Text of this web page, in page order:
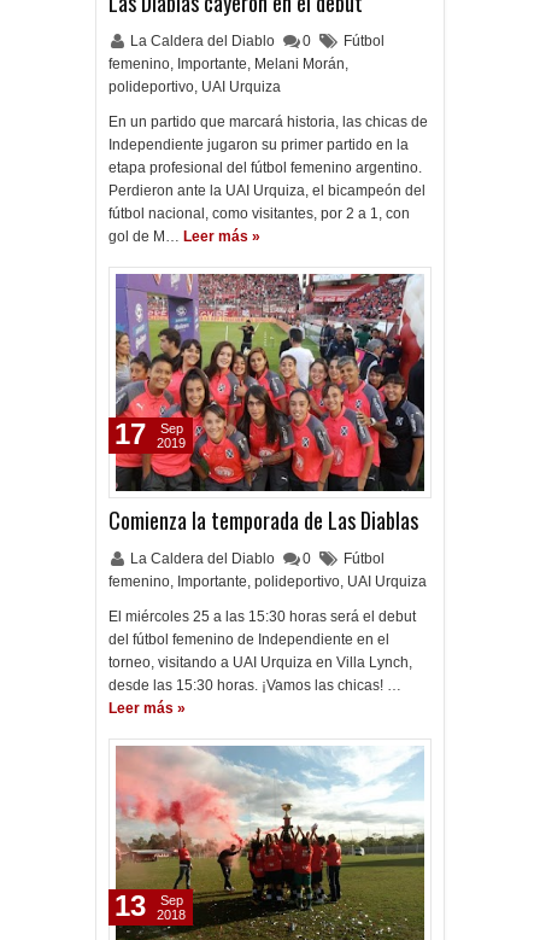
La Caldera del Diablo 0
Fútbol
femenino, Importante, Melani Morán,
polideportivo, UAI Urquiza
En un partido que marcará historia, las chicas de
Independiente jugaron su primer partido en la
etapa profesional del fútbol femenino argentino.
Perdieron ante la UAI Urquiza, el bicampeón del
fútbol nacional, como visitantes, por 2 a 1, con
gol de M… Leer más »
Comienza la temporada de Las Diablas
La Caldera del Diablo 0
Fútbol
femenino, Importante, polideportivo, UAI Urquiza
El miércoles 25 a las 15:30 horas será el debut
del fútbol femenino de Independiente en el
torneo, visitando a UAI Urquiza en Villa Lynch,
desde las 15:30 horas. ¡Vamos las chicas! …
Leer más »
17
Sep
2019
13
Sep
2018